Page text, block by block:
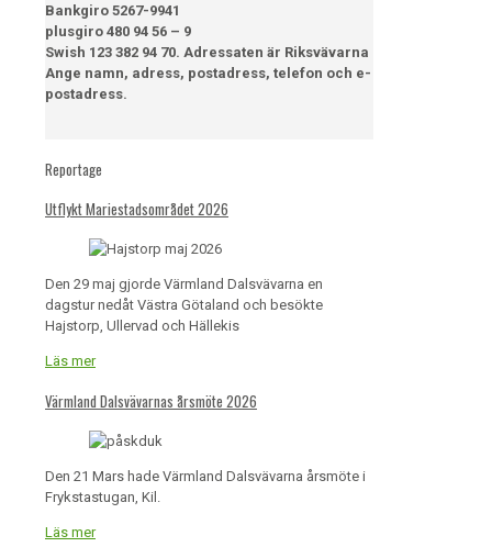
Bankgiro 5267-9941
plusgiro 480 94 56 – 9
Swish 123 382 94 70. Adressaten är Riksvävarna
Ange namn, adress, postadress, telefon och e-
postadress.
Reportage
Utflykt Mariestadsområdet 2026
Den 29 maj gjorde Värmland Dalsvävarna en
dagstur nedåt Västra Götaland och besökte
Hajstorp, Ullervad och Hällekis
Läs mer
Värmland Dalsvävarnas årsmöte 2026
Den 21 Mars hade Värmland Dalsvävarna årsmöte i
Frykstastugan, Kil.
Läs mer